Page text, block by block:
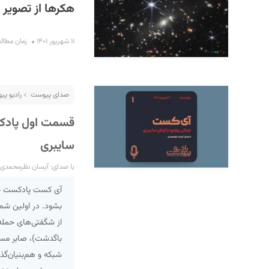
هکرها از
۱۱ شهریور ۱۴۰۱ زمان مطالعه :
صدای پیوست رادیو
قسمت اول
سایبری
با صدای: آیسان نظرمحمدی
آی کست پادکست
بشود. در اولین